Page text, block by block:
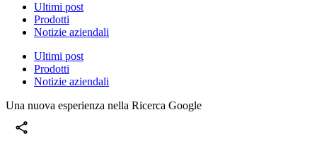
Ultimi post
Prodotti
Notizie aziendali
Ultimi post
Prodotti
Notizie aziendali
Una nuova esperienza nella Ricerca Google